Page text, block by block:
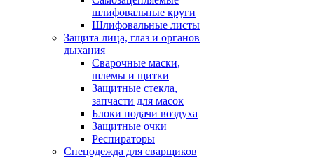
шлифовальные круги
Шлифовальные листы
Защита лица, глаз и органов
дыхания
Сварочные маски,
шлемы и щитки
Защитные стекла,
запчасти для масок
Блоки подачи воздуха
Защитные очки
Респираторы
Спецодежда для сварщиков